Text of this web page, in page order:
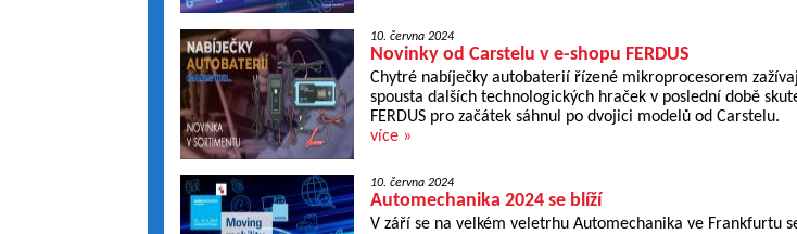
10. června 2024
Novinky od Carstelu v e-shopu FERDUS
Chytré nabíječky autobaterií řízené mikroprocesorem
spousta dalších technologických hraček v poslední době
FERDUS pro začátek sáhnul po dvojici modelů od Carstelu.
více »
10. června 2024
Automechanika 2024 se blíží
V září se na velkém veletrhu Automechanika ve Frankfurtu